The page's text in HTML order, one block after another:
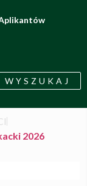
WYSZUKAJ
2026